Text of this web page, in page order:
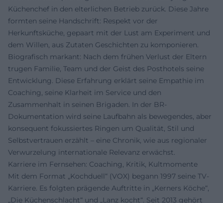
Küchenchef in den elterlichen Betrieb zurück. Diese Jahre
formten seine Handschrift: Respekt vor der
Herkunftsküche, gepaart mit der Lust am Experiment und
dem Willen, aus Zutaten Geschichten zu komponieren.
Biografisch markant: Nach dem frühen Verlust der Eltern
trugen Familie, Team und der Geist des Posthotels seine
Entwicklung. Diese Erfahrung erklärt seine Empathie im
Coaching, seine Klarheit im Service und den
Zusammenhalt in seinen Brigaden. In der BR-
Dokumentation wird seine Laufbahn als bewegendes, aber
konsequent fokussiertes Ringen um Qualität, Stil und
Selbstvertrauen erzählt – eine Chronik, wie aus regionaler
Verwurzelung internationale Relevanz erwächst.
Karriere im Fernsehen: Coaching, Kritik, Kultmomente
Mit dem Format „Kochduell“ (VOX) begann 1997 seine TV-
Karriere. Es folgten prägende Auftritte in „Kerners Köche“,
„Die Küchenschlacht“ und „Lanz kocht“. Seit 2013 gehört